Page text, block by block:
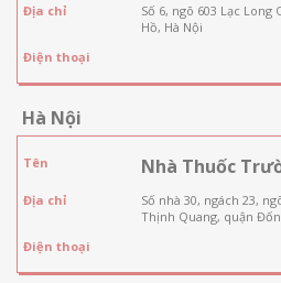
Địa chỉ
Số 6, ngõ 603 Lạc Long
Hồ, Hà Nội
Điện thoại
Hà Nội
Tên Nhà Thuốc
Địa chỉ
Số nhà 30, ngách 23,
Thịnh Quang, quận
Điện thoại